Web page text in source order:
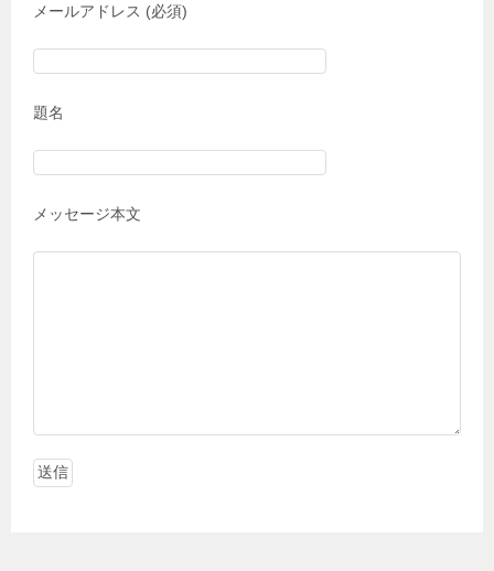
メールアドレス (必須)
題名
メッセージ本文